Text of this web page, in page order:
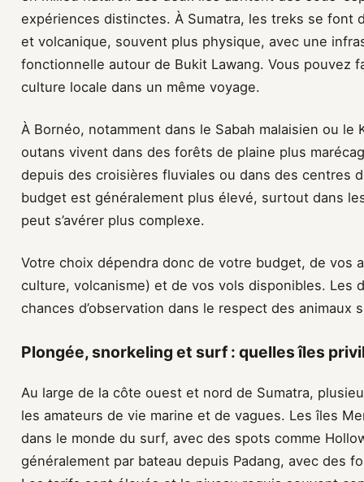
expériences distinctes. À Sumatra, les treks se font
et volcanique, souvent plus physique, avec une
fonctionnelle autour de Bukit Lawang. Vous pouvez
culture locale dans un même voyage.
À Bornéo, notamment dans le Sabah malaisien ou
outans vivent dans des forêts de plaine plus
depuis des croisières fluviales ou dans des centres
budget est généralement plus élevé, surtout dans
peut s’avérer plus complexe.
Votre choix dépendra donc de votre budget, de vos
culture, volcanisme) et de vos vols disponibles. Les
chances d’observation dans le respect des
Plongée, snorkeling et surf : quelles îles
Au large de la côte ouest et nord de Sumatra,
les amateurs de vie marine et de vagues. Les îles
dans le monde du surf, avec des spots comme
généralement par bateau depuis Padang, avec des